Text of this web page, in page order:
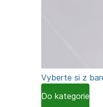
Vyberte si z
Do kategorie